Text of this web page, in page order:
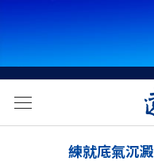
練就底氣沉澱